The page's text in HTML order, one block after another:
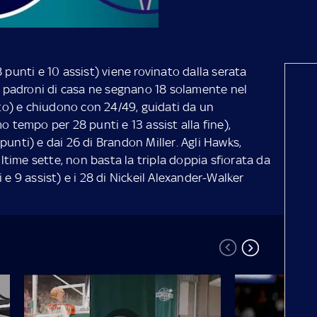
e 10 assist) viene rovinato dalla serata
di casa ne segnano 18 solamente nel
e chiudono con 24/49, guidati da un
tempo per 28 punti e 13 assist alla fine),
e dai 26 di Brandon Miller. Agli Hawks,
sette, non basta la tripla doppia sfiorata da
9 assist) e i 28 di Nickeil Alexander-Walker